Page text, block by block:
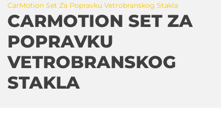
CarMotion Set Za Popravku Vetrobranskog Stakla
CARMOTION SET ZA
POPRAVKU
VETROBRANSKOG
STAKLA